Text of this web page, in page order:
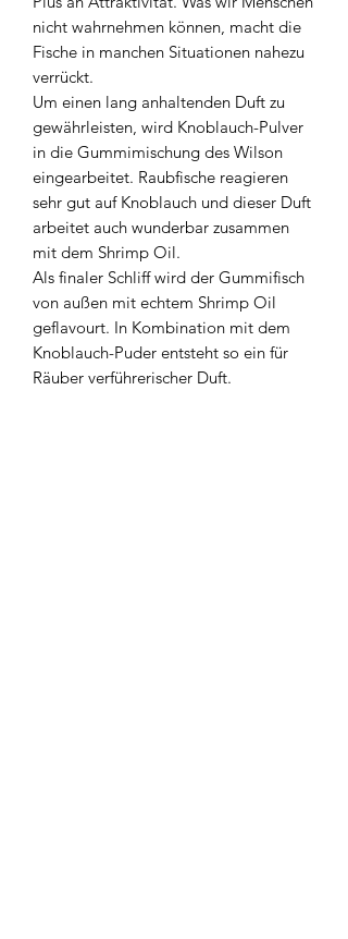
nicht wahrnehmen können, macht die
Fische in manchen Situationen nahezu
verrückt.
Um einen lang anhaltenden Duft zu
gewährleisten, wird Knoblauch-Pulver
in die Gummimischung des Wilson
eingearbeitet. Raubfische reagieren
sehr gut auf Knoblauch und dieser Duft
arbeitet auch wunderbar zusammen
mit dem Shrimp Oil.
Als finaler Schliff wird der Gummifisch
von außen mit echtem Shrimp Oil
geflavourt. In Kombination mit dem
Knoblauch-Puder entsteht so ein für
Räuber verführerischer Duft.